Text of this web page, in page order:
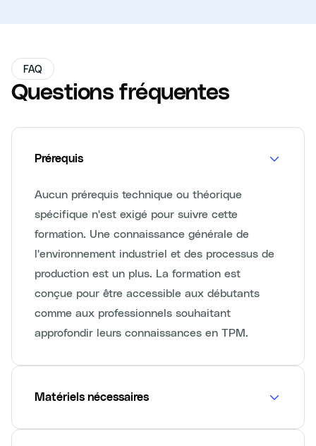
FAQ
Questions fréquentes
Prérequis
Aucun prérequis technique ou théorique
spécifique n'est exigé pour suivre cette
formation. Une connaissance générale de
l'environnement industriel et des processus de
production est un plus. La formation est
conçue pour être accessible aux débutants
comme aux professionnels souhaitant
approfondir leurs connaissances en TPM.
Matériels nécessaires